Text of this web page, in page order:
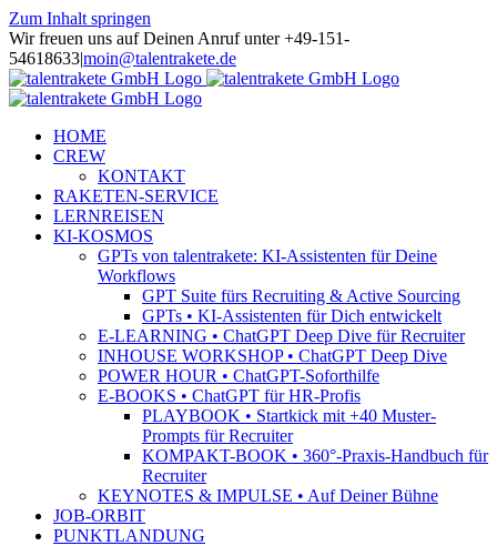
Zum Inhalt springen
Wir freuen uns auf Deinen Anruf unter +49-151-
54618633|moin@talentrakete.de
HOME
CREW
KONTAKT
RAKETEN-SERVICE
LERNREISEN
KI-KOSMOS
GPTs von talentrakete: KI-Assistenten für Deine
Workflows
GPT Suite fürs Recruiting & Active Sourcing
GPTs • KI-Assistenten für Dich entwickelt
E-LEARNING • ChatGPT Deep Dive für Recruiter
INHOUSE WORKSHOP • ChatGPT Deep Dive
POWER HOUR • ChatGPT-Soforthilfe
E-BOOKS • ChatGPT für HR-Profis
PLAYBOOK • Startkick mit +40 Muster-
Prompts für Recruiter
KOMPAKT-BOOK • 360°-Praxis-Handbuch für
Recruiter
KEYNOTES & IMPULSE • Auf Deiner Bühne
JOB-ORBIT
PUNKTLANDUNG